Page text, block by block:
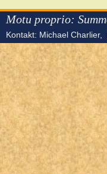
Motu proprio:
Kontakt: Michael Charlier,